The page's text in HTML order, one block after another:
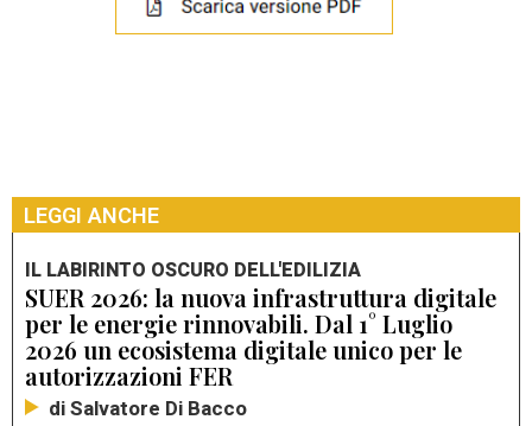
LEGGI ANCHE
IL LABIRINTO OSCURO DELL'EDILIZIA
SUER 2026: la nuova infrastruttura digitale
per le energie rinnovabili. Dal 1° Luglio
2026 un ecosistema digitale unico per le
autorizzazioni FER
di Salvatore Di Bacco